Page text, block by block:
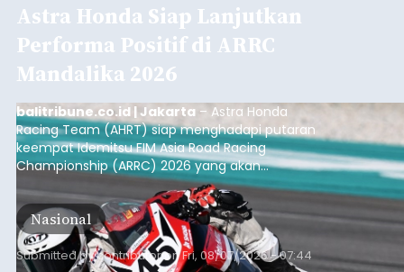
Astra Honda Siap Lanjutkan
Performa Positif di ARRC
Mandalika 2026
balitribune.co.id | Jakarta – Astra Honda
Racing Team (AHRT) siap menghadapi putaran
keempat Idemitsu FIM Asia Road Racing
Championship (ARRC) 2026 yang akan
berlangsung di Pertamina Mandalika
International Circuit, Lombok, Nusa Tenggara
Barat, pada 7–9 Agustus 2026.
Nasional
Submitted bycontributoronFri, 08/07/2026 - 07:44